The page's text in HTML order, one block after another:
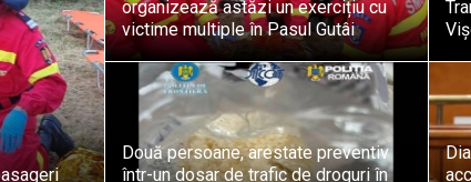
organizează astăzi un exercițiu cu
victime multiple în Pasul Gutâi
Două persoane, arestate preventiv
într-un dosar de trafic de droguri în